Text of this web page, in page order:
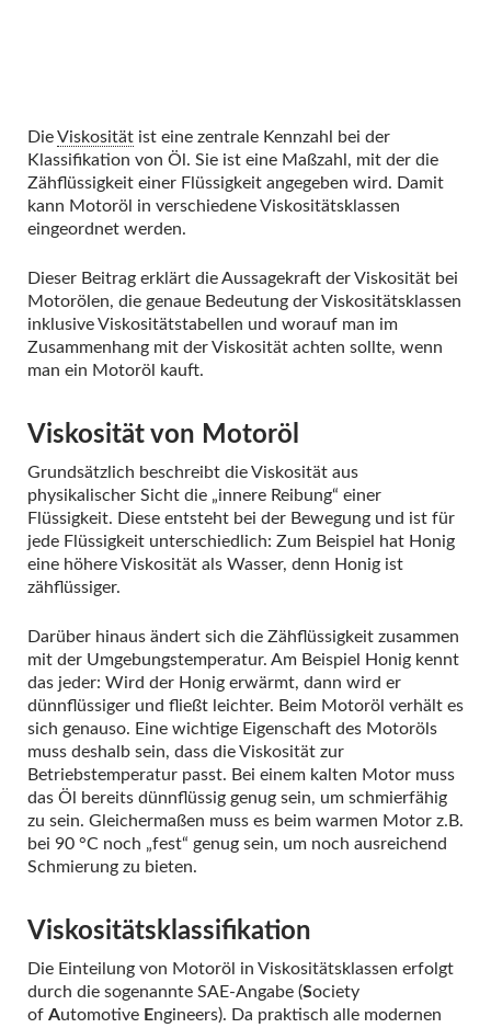
DieViskosität ist eine zentrale Kennzahl bei der
Klassifikation von Öl. Sie ist eine Maßzahl, mit der die
Zähflüssigkeit einer Flüssigkeit angegeben wird. Damit
kann Motoröl in verschiedene Viskositätsklassen
eingeordnet werden.
Dieser Beitrag erklärt die Aussagekraft der Viskosität bei
Motorölen, die genaue Bedeutung der Viskositätsklassen
inklusive Viskositätstabellen und worauf man im
Zusammenhang mit der Viskosität achten sollte, wenn
man ein Motoröl kauft.
Viskosität von Motoröl
Grundsätzlich beschreibt die Viskosität aus
physikalischer Sicht die „innere Reibung“ einer
Flüssigkeit. Diese entsteht bei der Bewegung und ist für
jede Flüssigkeit unterschiedlich: Zum Beispiel hat Honig
eine höhere Viskosität als Wasser, denn Honig ist
zähflüssiger.
Darüber hinaus ändert sich die Zähflüssigkeit zusammen
mit der Umgebungstemperatur. Am Beispiel Honig kennt
das jeder: Wird der Honig erwärmt, dann wird er
dünnflüssiger und fließt leichter. Beim Motoröl verhält es
sich genauso. Eine wichtige Eigenschaft des Motoröls
muss deshalb sein, dass die Viskosität zur
Betriebstemperatur passt. Bei einem kalten Motor muss
das Öl bereits dünnflüssig genug sein, um schmierfähig
zu sein. Gleichermaßen muss es beim warmen Motor z.B.
bei 90 °C noch „fest“ genug sein, um noch ausreichend
Schmierung zu bieten.
Viskositätsklassifikation
Die Einteilung von Motoröl in Viskositätsklassen erfolgt
durch die sogenannte SAE-Angabe (Society
of Automotive Engineers). Da praktisch alle modernen